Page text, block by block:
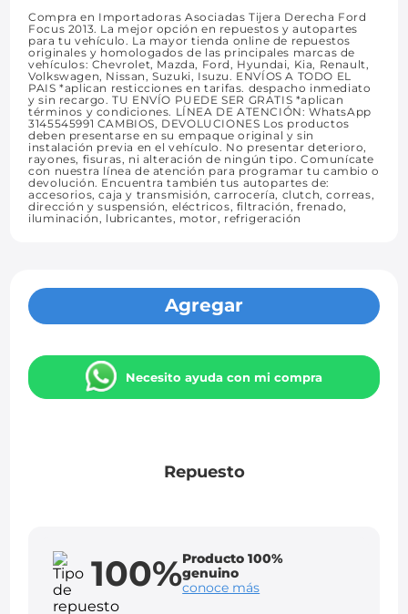
Compra en Importadoras Asociadas Tijera Derecha Ford
Focus 2013. La mejor opción en repuestos y autopartes
para tu vehículo. La mayor tienda online de repuestos
originales y homologados de las principales marcas de
vehículos: Chevrolet, Mazda, Ford, Hyundai, Kia, Renault,
Volkswagen, Nissan, Suzuki, Isuzu. ENVÍOS A TODO EL
PAIS *aplican resticciones en tarifas. despacho inmediato
y sin recargo. TU ENVÍO PUEDE SER GRATIS *aplican
términos y condiciones. LÍNEA DE ATENCIÓN: WhatsApp
3145545991 CAMBIOS, DEVOLUCIONES Los productos
deben presentarse en su empaque original y sin
instalación previa en el vehículo. No presentar deterioro,
rayones, fisuras, ni alteración de ningún tipo. Comunícate
con nuestra línea de atención para programar tu cambio o
devolución. Encuentra también tus autopartes de:
accesorios, caja y transmisión, carrocería, clutch, correas,
dirección y suspensión, eléctricos, filtración, frenado,
iluminación, lubricantes, motor, refrigeración
Agregar
Necesito ayuda con mi compra
Repuesto
100%Producto 100%
genuino
conoce más